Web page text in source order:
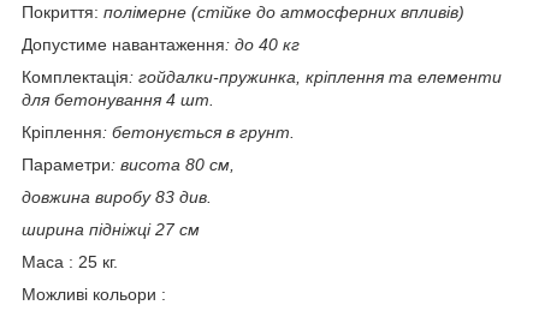
Покриття: полімерне (стійке до атмосферних впливів)
Допустиме навантаження: до 40 кг
Комплектація: гойдалки-пружинка, кріплення та елементи
для бетонування 4 шт.
Кріплення: бетонується в грунт.
Параметри: висота 80 см,
довжина виробу 83 див.
ширина підніжці 27 см
Маса : 25 кг.
Можливі кольори :